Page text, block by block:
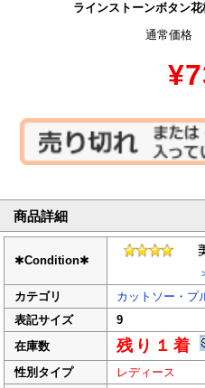
ラインストーンボタン
通常価格
商品詳細
✱Condition✱
＞＞ コ
カテゴリ
カットソー・プ
表記サイズ
9
在庫数
残り１着
性別タイプ
レディース